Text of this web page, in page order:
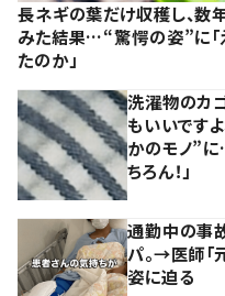
長ネギの葉だけ収穫し、
みた結果…“驚愕の姿”に「
たのか」
洗濯物のカ
もいいです
かのモノ”に
ちろん！」
通勤中の事
パ。→医師「
姿に迫る